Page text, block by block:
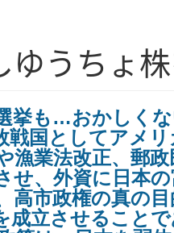
うちょ
挙も…おかしくな
戦国としてアメ
漁業法改正、郵政
せ、外資に日本の
高市政権の真の目
成立させること